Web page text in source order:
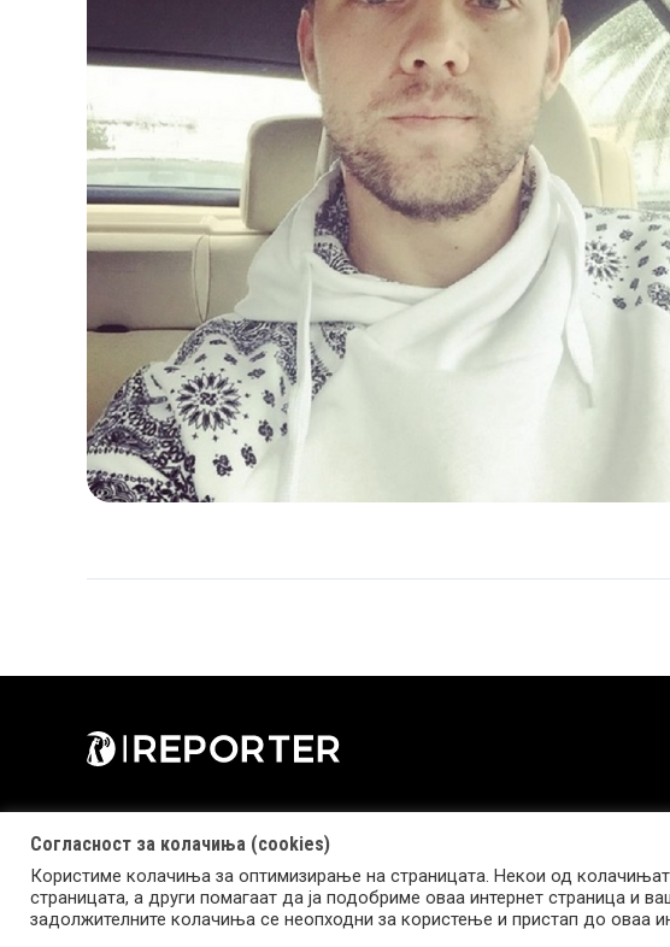
Copyright © 2026 Reporter.mk | Member of Clip Media Group
Согласност за колачиња (cookies)
Користиме колачиња за оптимизирање на страницата. Некои од
страницата, а други помагаат да ја подобриме оваа интернет страница и
задолжителните колачиња се неопходни за користење и пристап до оваа